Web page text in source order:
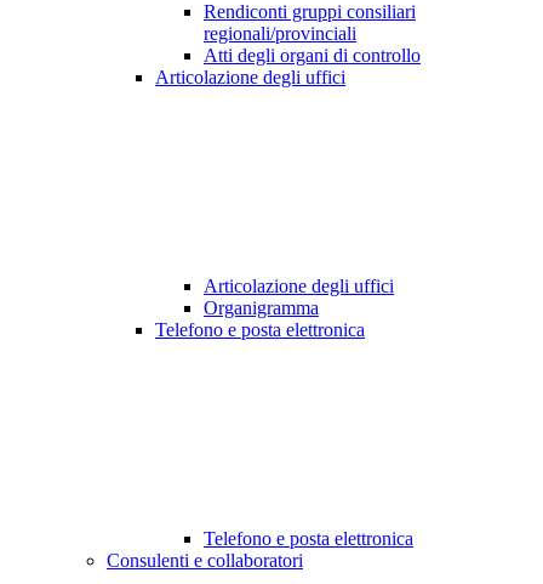
Rendiconti gruppi consiliari
regionali/provinciali
Atti degli organi di controllo
Articolazione degli uffici
Articolazione degli uffici
Organigramma
Telefono e posta elettronica
Telefono e posta elettronica
Consulenti e collaboratori